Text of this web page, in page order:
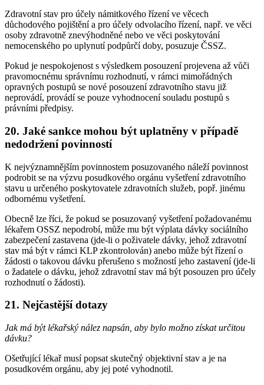
Zdravotní stav pro účely námitkového řízení ve věcech
důchodového pojištění a pro účely odvolacího řízení, např. ve věci
osoby zdravotně znevýhodněné nebo ve věci poskytování
nemocenského po uplynutí podpůrčí doby, posuzuje ČSSZ.
Pokud je nespokojenost s výsledkem posouzení projevena až vůči
pravomocnému správnímu rozhodnutí, v rámci mimořádných
opravných postupů se nové posouzení zdravotního stavu již
neprovádí, provádí se pouze vyhodnocení souladu postupů s
právními předpisy.
20. Jaké sankce mohou být uplatněny v případě
nedodržení povinností
K nejvýznamnějším povinnostem posuzovaného náleží povinnost
podrobit se na výzvu posudkového orgánu vyšetření zdravotního
stavu u určeného poskytovatele zdravotních služeb, popř. jinému
odbornému vyšetření.
Obecně lze říci, že pokud se posuzovaný vyšetření požadovanému
lékařem OSSZ nepodrobí, může mu být výplata dávky sociálního
zabezpečení zastavena (jde-li o poživatele dávky, jehož zdravotní
stav má být v rámci KLP zkontrolován) anebo může být řízení o
žádosti o takovou dávku přerušeno s možností jeho zastavení (jde-li
o žadatele o dávku, jehož zdravotní stav má být posouzen pro účely
rozhodnutí o žádosti).
21. Nejčastější dotazy
Jak má být lékařský nález napsán, aby bylo možno získat určitou
dávku?
Ošetřující lékař musí popsat skutečný objektivní stav a je na
posudkovém orgánu, aby jej poté vyhodnotil.